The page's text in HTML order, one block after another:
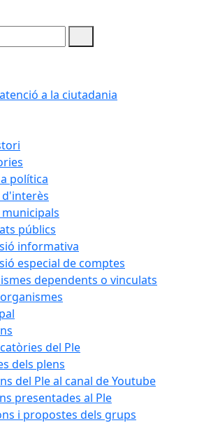
a la ciutadania
política
públics
informativa
especial de comptes
dependents o vinculats
del Ple
dels plens
del Ple al canal de Youtube
presentades al Ple
i propostes dels grups